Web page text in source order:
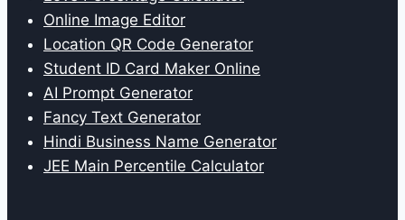
Online Image Editor
Location QR Code Generator
Student ID Card Maker Online
AI Prompt Generator
Fancy Text Generator
Hindi Business Name Generator
JEE Main Percentile Calculator